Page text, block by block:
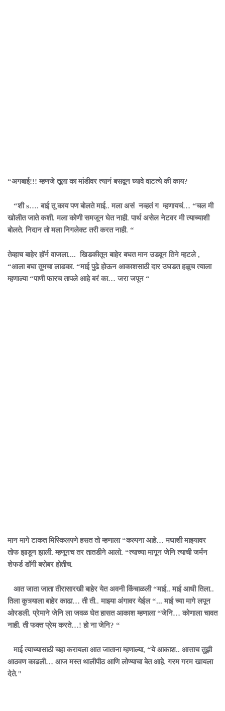
“अगबाई!!! म्हणजे तूला का मांडीवर त्यानं बसवून घ्यावे वाटत्ये की काय?
“शी s…. बाई तू काय पण बोलते माई.. मला असं नव्हतं ग म्हणायचं… “चल मी
खोलीत जाते कशी. मला कोणी समजून घेत नाही. पार्थ असेल नेटवर मी त्याच्याशी
बोलते. निदान तो मला निगलेक्ट तरी करत नाही. “
तेव्हाच बाहेर हॉर्न वाजला.... खिडकीतून बाहेर बघत मान उडवून तिने म्हटले ,
“आला बघा तुमचा लाडका. “माई पुढे होऊन आकाशसाठी दार उघडत हळूच त्याला
म्हणाल्या “पाणी फारच तापले आहे बरं का… जरा जपून “
मान मागे टाकत मिस्किलपणे हसत तो म्हणाला “कल्पना आहे… मघाशी माझ्यावर
तोफ झाडून झाली. म्हणूनच तर तातडीने आलो. “त्याच्या मागून जेनि त्याची जर्मन
शेफर्ड डॉगी बरोबर होतीच.
आत जाता जाता तीरासारखी बाहेर येत अवनी किंचाळली “माई.. माई आधी तिला..
तिला कुत्र्याला बाहेर काढा… ती ती.. माझ्या अंगावर येईल “... माई च्या मागे लपून
ओरडली. प्रेमाने जेनि ला जवळ घेत हासत आकाश म्हणाला “जेनि… कोणाला चावत
नाही. ती फक्त प्रेम करते…! हो ना जेनि? “
माई त्याच्यासाठी चहा करायला आत जाताना म्हणाल्या, “ये आकाश.. आत्ताच तुझी
आठवण काढली… आज मस्त थालीपीठ आणि लोण्याचा बेत आहे. गरम गरम खायला
देते."